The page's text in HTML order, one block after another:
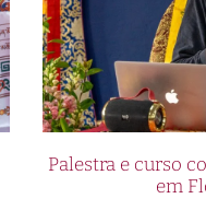
Palestra e curso
em